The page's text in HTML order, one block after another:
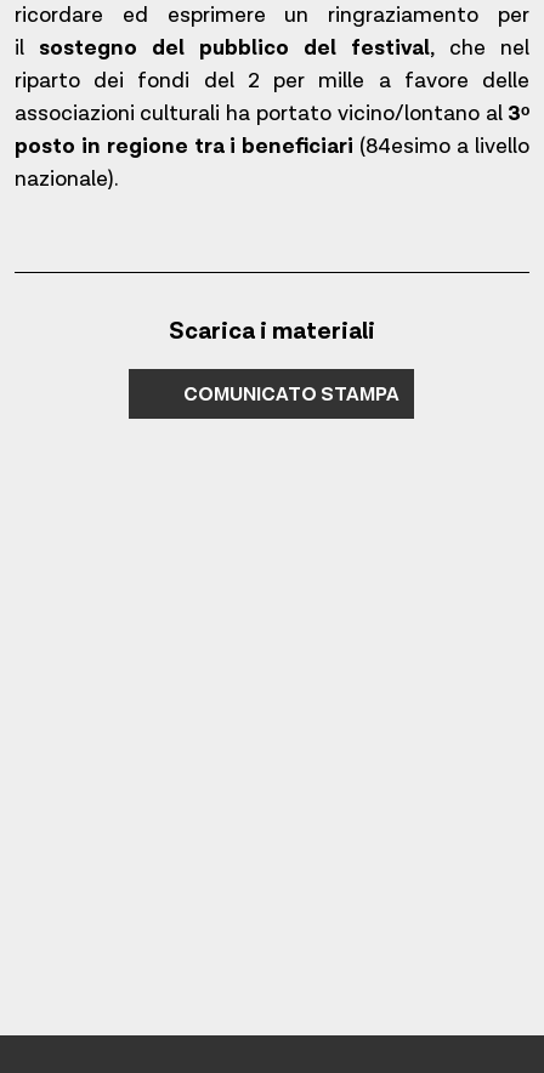
ricordare ed esprimere un ringraziamento per
il sostegno del pubblico del festival, che nel
riparto dei fondi del 2 per mille a favore delle
associazioni culturali ha portato vicino/lontano al 3ᵒ
posto in regione tra i beneficiari (84esimo a livello
nazionale).
Scarica i materiali
COMUNICATO STAMPA